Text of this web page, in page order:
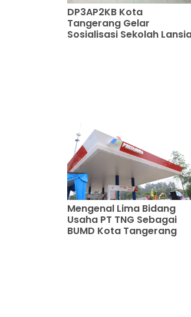
DP3AP2KB Kota
Tangerang Gelar
Sosialisasi Sekolah
Mengenal Lima Bidang
Usaha PT TNG Sebagai
BUMD Kota Tangerang